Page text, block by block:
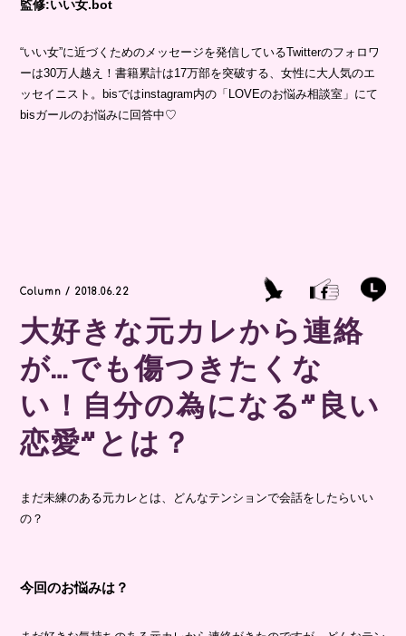
監修:いい女.bot
“いい女”に近づくためのメッセージを発信しているTwitterのフォロワ
ーは30万人越え！書籍累計は17万部を突破する、女性に大人気のエ
ッセイニスト。bisではinstagram内の「LOVEのお悩み相談室」にて
bisガールのお悩みに回答中♡
Column / 2018.06.22
大好きな元カレから連絡
が…でも傷つきたくな
い！自分の為になる”良い
恋愛”とは？
まだ未練のある元カレとは、どんなテンションで会話をしたらいい
の？
今回のお悩みは？